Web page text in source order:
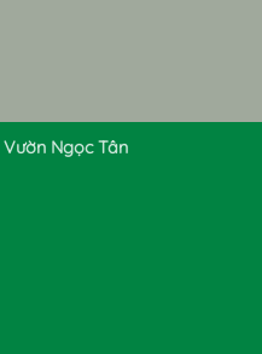
Vườn Ngọc Tân